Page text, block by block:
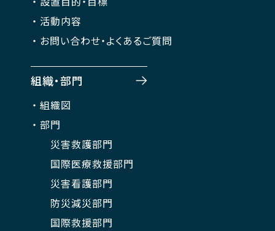
活動内容
お問い合わせ・よくあるご質問
組織・部門
組織図
部門
災害救護部門
国際医療救援部門
災害看護部門
防災減災部門
国際救援部門